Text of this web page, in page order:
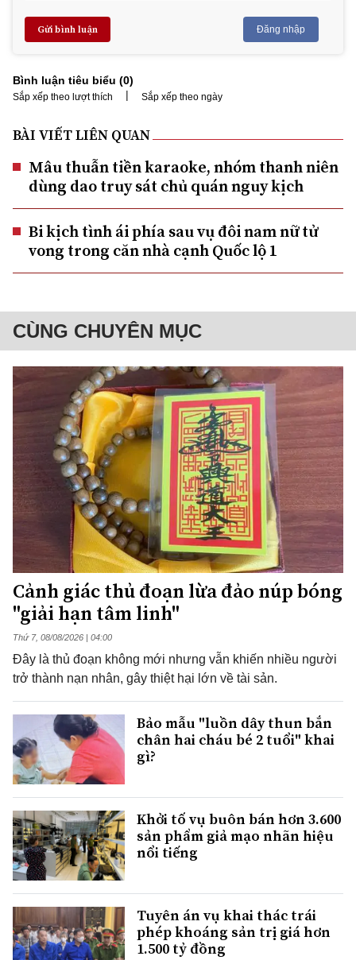
Gửi bình luận Đăng nhập
Bình luận tiêu biểu (0)
Sắp xếp theo lượt thích | Sắp xếp theo ngày
BÀI VIẾT LIÊN QUAN
Mâu thuẫn tiền karaoke, nhóm thanh niên
dùng dao truy sát chủ quán nguy kịch
Bi kịch tình ái phía sau vụ đôi nam nữ tử
vong trong căn nhà cạnh Quốc lộ 1
CÙNG CHUYÊN MỤC
Cảnh giác thủ đoạn lừa đảo núp bóng
"giải hạn tâm linh"
Thứ 7, 08/08/2026 | 04:00
Đây là thủ đoạn không mới nhưng vẫn khiến nhiều người
trở thành nạn nhân, gây thiệt hại lớn về tài sản.
Bảo mẫu "luồn dây thun bắn
chân hai cháu bé 2 tuổi" khai
gì?
Khởi tố vụ buôn bán hơn 3.600
sản phẩm giả mạo nhãn hiệu
nổi tiếng
Tuyên án vụ khai thác trái
phép khoáng sản trị giá hơn
1.500 tỷ đồng